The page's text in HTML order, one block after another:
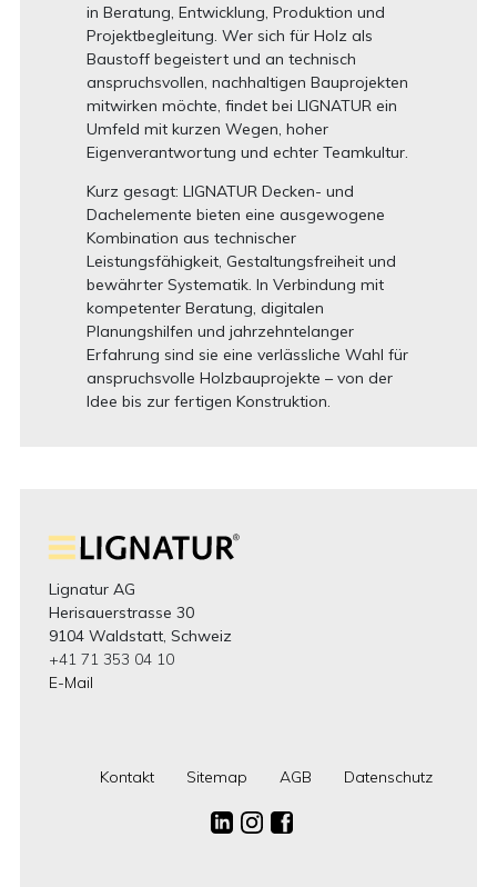
in Beratung, Entwicklung, Produktion und
Projektbegleitung. Wer sich für Holz als
Baustoff begeistert und an technisch
anspruchsvollen, nachhaltigen Bauprojekten
mitwirken möchte, findet bei LIGNATUR ein
Umfeld mit kurzen Wegen, hoher
Eigenverantwortung und echter Teamkultur.
Kurz gesagt: LIGNATUR Decken- und
Dachelemente bieten eine ausgewogene
Kombination aus technischer
Leistungsfähigkeit, Gestaltungsfreiheit und
bewährter Systematik. In Verbindung mit
kompetenter Beratung, digitalen
Planungshilfen und jahrzehntelanger
Erfahrung sind sie eine verlässliche Wahl für
anspruchsvolle Holzbauprojekte – von der
Idee bis zur fertigen Konstruktion.
Lignatur AG
Herisauerstrasse 30
9104 Waldstatt, Schweiz
+41 71 353 04 10
E-Mail
Kontakt Sitemap AGB Datenschutz